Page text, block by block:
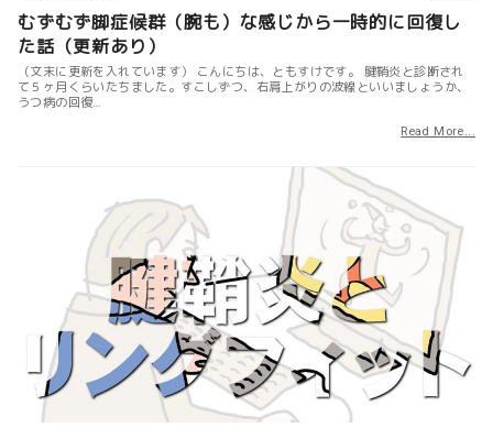
むずむず脚症候群（腕も）な感じから一時的に回復し
た話（更新あり）
（文末に更新を入れています） こんにちは、ともすけです。 腱鞘炎と診断され
て５ヶ月くらいたちました。すこしずつ、右肩上がりの波線といいましょうか、
うつ病の回復…
Read More...